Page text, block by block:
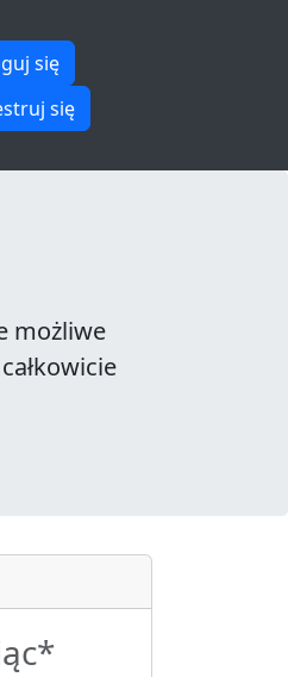
się
się
możliwe